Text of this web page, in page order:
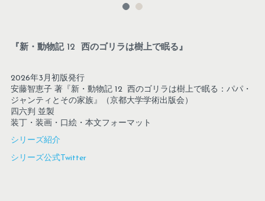
『新・動物記 12 西のゴリラは樹上で眠る』
2026年3月初版発行
安藤智恵子 著『新・動物記 12  西のゴリラは樹上で眠る：パパ・
ジャンティとその家族』（京都大学学術出版会）
四六判 並製
装丁・装画・口絵・本文フォーマット
シリーズ紹介
シリーズ公式Twitter